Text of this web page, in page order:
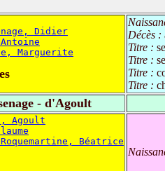
Didier
Marguerite
Décès :
Titre :
Titre :
Titre :
Titre :
- d'Agoult
Agoult
Béatrice